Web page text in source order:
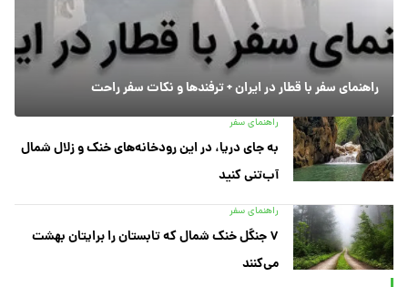
راهنمای سفر با قطار در ایران + ترفندها و نکات سفر راحت
راهنمای سفر
به جای دریا، در این رودخانه‌های خنک و زلال شمال
آب‌تنی کنید
راهنمای سفر
۷ جنگل خنک شمال که تابستان را برایتان بهشت
می‌کنند